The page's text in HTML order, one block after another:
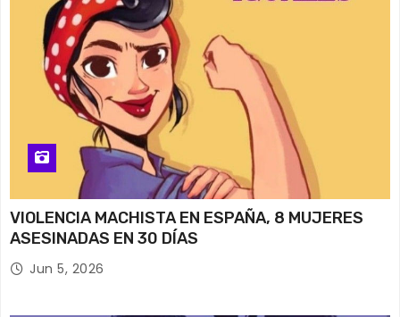
VIOLENCIA MACHISTA EN ESPAÑA, 8 MUJERES
ASESINADAS EN 30 DÍAS
Jun 5, 2026